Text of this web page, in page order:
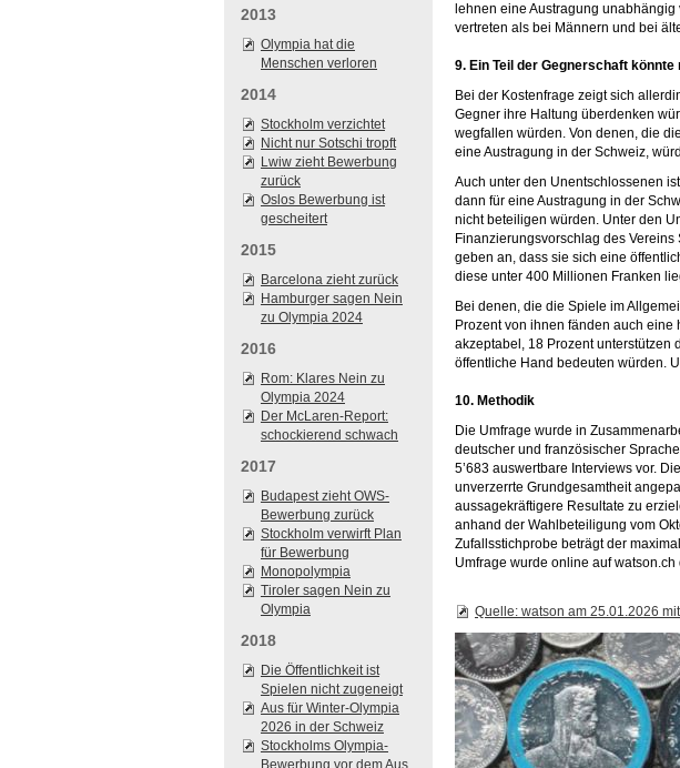
2013
Olympia hat die
Menschen verloren
2014
Stockholm verzichtet
Nicht nur Sotschi tropft
Lwiw zieht Bewerbung
zurück
Oslos Bewerbung ist
gescheitert
2015
Barcelona zieht zurück
Hamburger sagen Nein
zu Olympia 2024
2016
Rom: Klares Nein zu
Olympia 2024
Der McLaren-Report:
schockierend schwach
2017
Budapest zieht OWS-
Bewerbung zurück
Stockholm verwirft Plan
für Bewerbung
Monopolympia
Tiroler sagen Nein zu
Olympia
2018
Die Öffentlichkeit ist
Spielen nicht zugeneigt
Aus für Winter-Olympia
2026 in der Schweiz
Stockholms Olympia-
Bewerbung vor dem Aus
lehnen eine Austragung
vertreten als bei Männern und bei
9. Ein Teil der Gegnerschaft
Bei der Kostenfrage zeigt sich
Gegner ihre Haltung überdenken
wegfallen würden. Von denen, die
eine Austragung in der Schweiz,
Auch unter den Unentschlossenen
dann für eine Austragung in der
nicht beteiligen würden. Unter den
Finanzierungsvorschlag des
geben an, dass sie sich eine
diese unter 400 Millionen Franken
Bei denen, die die Spiele im
Prozent von ihnen fänden auch
akzeptabel, 18 Prozent unterstützen
öffentliche Hand bedeuten würden.
10. Methodik
Die Umfrage wurde in
deutscher und französischer
5’683 auswertbare Interviews vor.
unverzerrte Grundgesamtheit
aussagekräftigere Resultate zu
anhand der Wahlbeteiligung vom
Zufallsstichprobe beträgt der
Umfrage wurde online auf watson.ch
Quelle: watson am 25.01.2026